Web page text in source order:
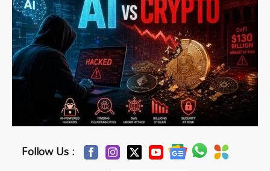
Follow Us :